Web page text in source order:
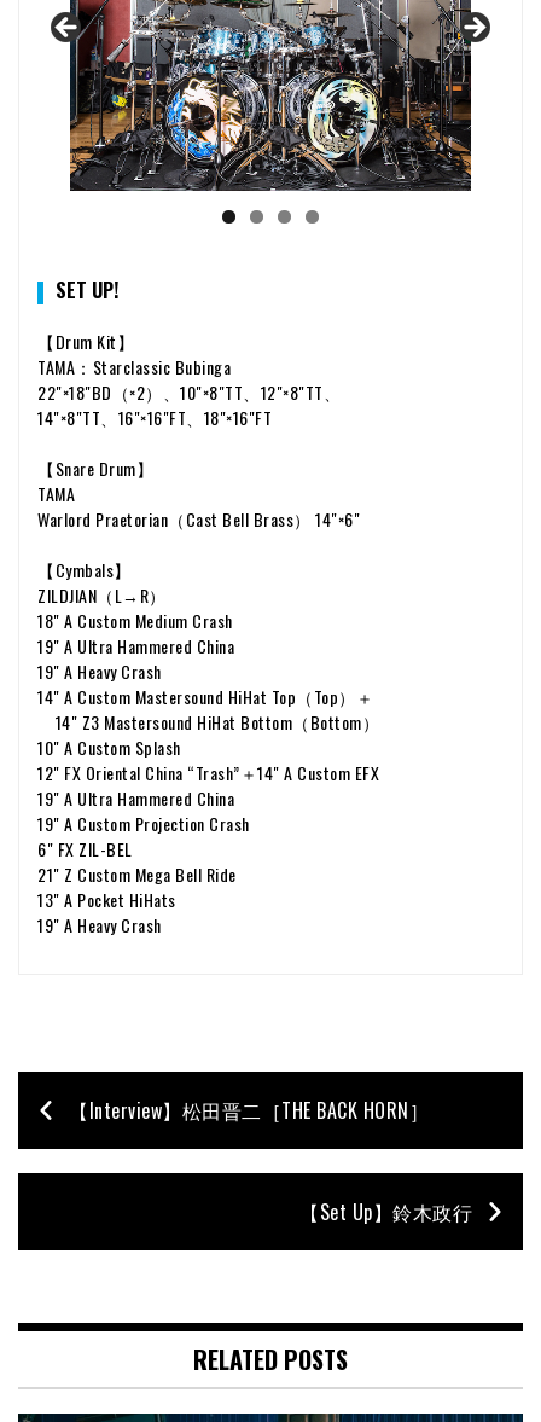
SET UP!
【Drum Kit】
TAMA：Starclassic Bubinga
22"×18"BD（×2）、10"×8"TT、12"×8"TT、
14"×8"TT、16"×16"FT、18"×16"FT
【Snare Drum】
TAMA
Warlord Praetorian（Cast Bell Brass） 14"×6"
【Cymbals】
ZILDJIAN（L→R）
18" A Custom Medium Crash
19" A Ultra Hammered China
19" A Heavy Crash
14" A Custom Mastersound HiHat Top（Top）＋
14" Z3 Mastersound HiHat Bottom（Bottom）
10" A Custom Splash
12" FX Oriental China “Trash”＋14" A Custom EFX
19" A Ultra Hammered China
19" A Custom Projection Crash
6" FX ZIL-BEL
21" Z Custom Mega Bell Ride
13" A Pocket HiHats
19" A Heavy Crash
【Interview】松田晋二［THE BACK HORN］
【Set Up】鈴木政行
RELATED POSTS